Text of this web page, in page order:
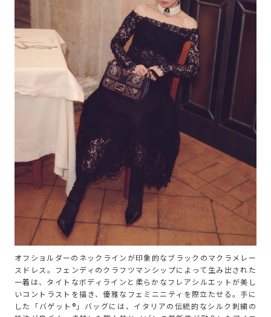
オフショルダーのネックラインが印象的なブラックのマクラメレー
スドレス。フェンディのクラフツマンシップによって生み出された
一着は、タイトなボディラインと柔らかなフレアシルエットが美し
いコントラストを描き、優雅なフェミニニティを際立たせる。手に
した「バゲット®」バッグには、イタリアの伝統的なシルク刺繍の